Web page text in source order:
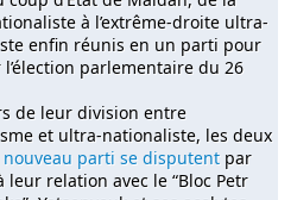
à l’extrême-droite ultra-
enfin réunis en un parti pour
parlementaire du 26
de leur division entre
et ultra-nationaliste, les deux
nouveau parti se disputent par
leur relation avec le “Bloc Petr